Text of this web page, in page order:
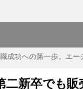
成功への第一歩。エー
二新卒でも